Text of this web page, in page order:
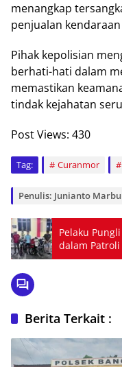
menangkap
penjualan
Pihak kepolisian
berhati-hati dalam
memastikan
tindak kejahatan
Post Views: 430
Tag: Curanmor
Penulis: Junianto
Pelaku
dalam
Berita Terkait :